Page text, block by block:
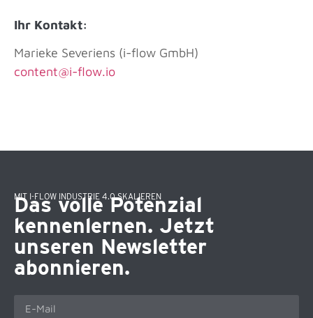
Ihr Kontakt:
Marieke Severiens (i-flow GmbH)
content@i-flow.io
MIT I-FLOW INDUSTRIE 4.0 SKALIEREN
Das volle Potenzial
kennenlernen. Jetzt
unseren Newsletter
abonnieren.